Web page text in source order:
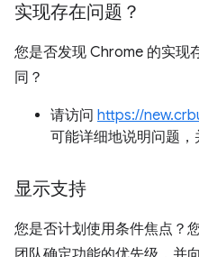
实现存在问题？
您是否发现 Chrome 的实现
同？
请访问 https://
可能详细地说明问题，
显示支持
您是否计划使用条件焦点？